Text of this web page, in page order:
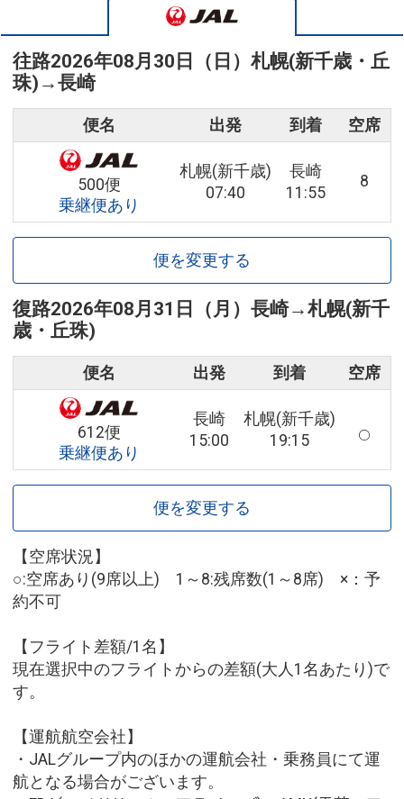
往路2026年08月30日（日） 札幌(新千歳・丘
珠) →長崎
便名 出発 到着 空席
500便
乗継便あり
札幌(新千歳)
07:40
長崎
11:55
8
便を変更する
復路2026年08月31日（月） 長崎→札幌(新千
歳・丘珠)
便名 出発 到着 空席
612便
乗継便あり
長崎
15:00
札幌(新千歳)
19:15
便を変更する
【空席状況】
○:空席あり(9席以上) 1～8:残席数(1～8席) ×：予
約不可
【フライト差額/1名】
現在選択中のフライトからの差額(大人1名あたり)で
す。
【運航航空会社】
・JALグループ内のほかの運航会社・乗務員にて運
航となる場合がございます。